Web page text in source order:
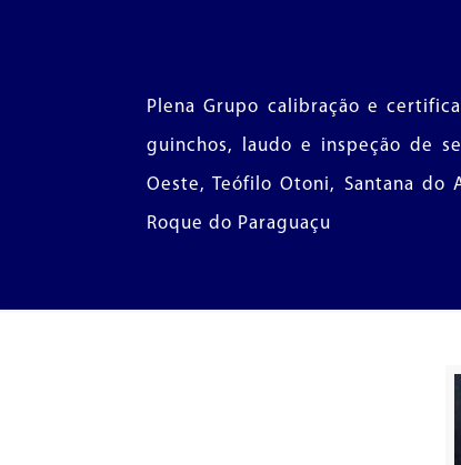
Plena Grupo calibração e
guinchos, laudo e inspeção de
Oeste, Teófilo Otoni, Santana do
Roque do Paraguaçu